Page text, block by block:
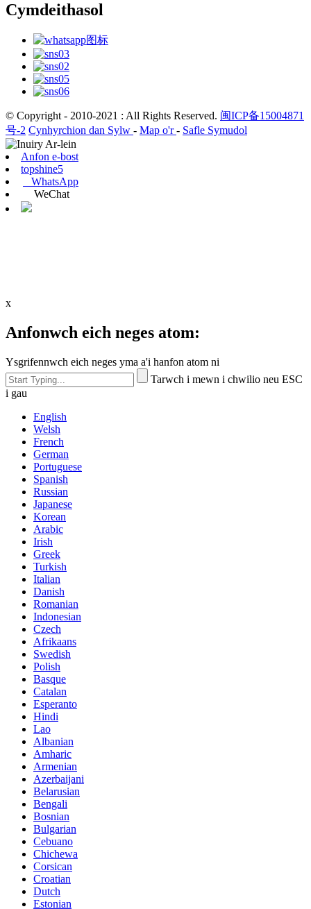
Cymdeithasol
© Copyright - 2010-2021 : All Rights Reserved. 闽ICP备15004871
号-2 Cynhyrchion dan Sylw - Map o'r- Safle Symudol
Anfon e-bost
topshine5
WhatsApp
WeChat
x
Anfonwch eich neges atom:
Ysgrifennwch eich neges yma a'i hanfon atom ni
Tarwch i mewn i chwilio neu ESC
i gau
English
Welsh
French
German
Portuguese
Spanish
Russian
Japanese
Korean
Arabic
Irish
Greek
Turkish
Italian
Danish
Romanian
Indonesian
Czech
Afrikaans
Swedish
Polish
Basque
Catalan
Esperanto
Hindi
Lao
Albanian
Amharic
Armenian
Azerbaijani
Belarusian
Bengali
Bosnian
Bulgarian
Cebuano
Chichewa
Corsican
Croatian
Dutch
Estonian